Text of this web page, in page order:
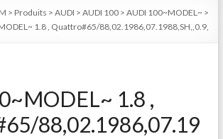
> Produits >AUDI >AUDI 100 >AUDI 100~MODEL~ >
1.8 , Quattro#65/88,02.1986,07.1988,SH,,0.9,
1.8 ,
88,02.1986,07.19